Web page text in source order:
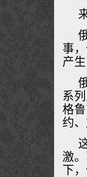
事
产
系
格
约
激
下